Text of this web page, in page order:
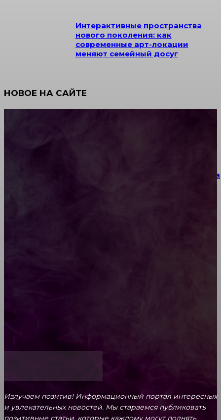
Интерактивные пространства
нового поколения: как
современные арт-локации
меняют семейный досуг
НОВОЕ НА САЙТЕ
Как выбрать место для проведения корпоратива
Излучаем позитив! Информационный портал интересных
и увлекательных новоcтей. Мы стараемся публиковать
позитивные статьи, которые каждому могут поднять